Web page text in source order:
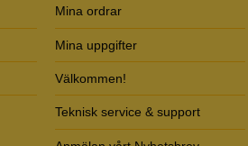
Mina ordrar
Mina uppgifter
Välkommen!
Teknisk service & support